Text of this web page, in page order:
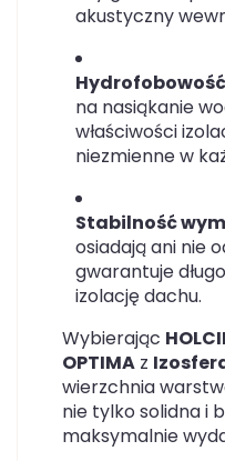
akustyczny
na nasiąkanie
właściwości
niezmienne w
Stabilność
osiadają ani nie
gwarantuje
izolację dachu.
Wybierając
OPTIMA z
wierzchnia
nie tylko solidna i
maksymalnie